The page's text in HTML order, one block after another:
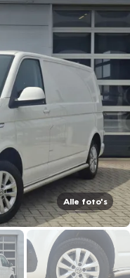
Alle foto's